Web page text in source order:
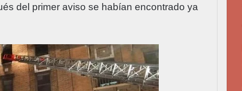
del primer aviso se habían encontrado ya